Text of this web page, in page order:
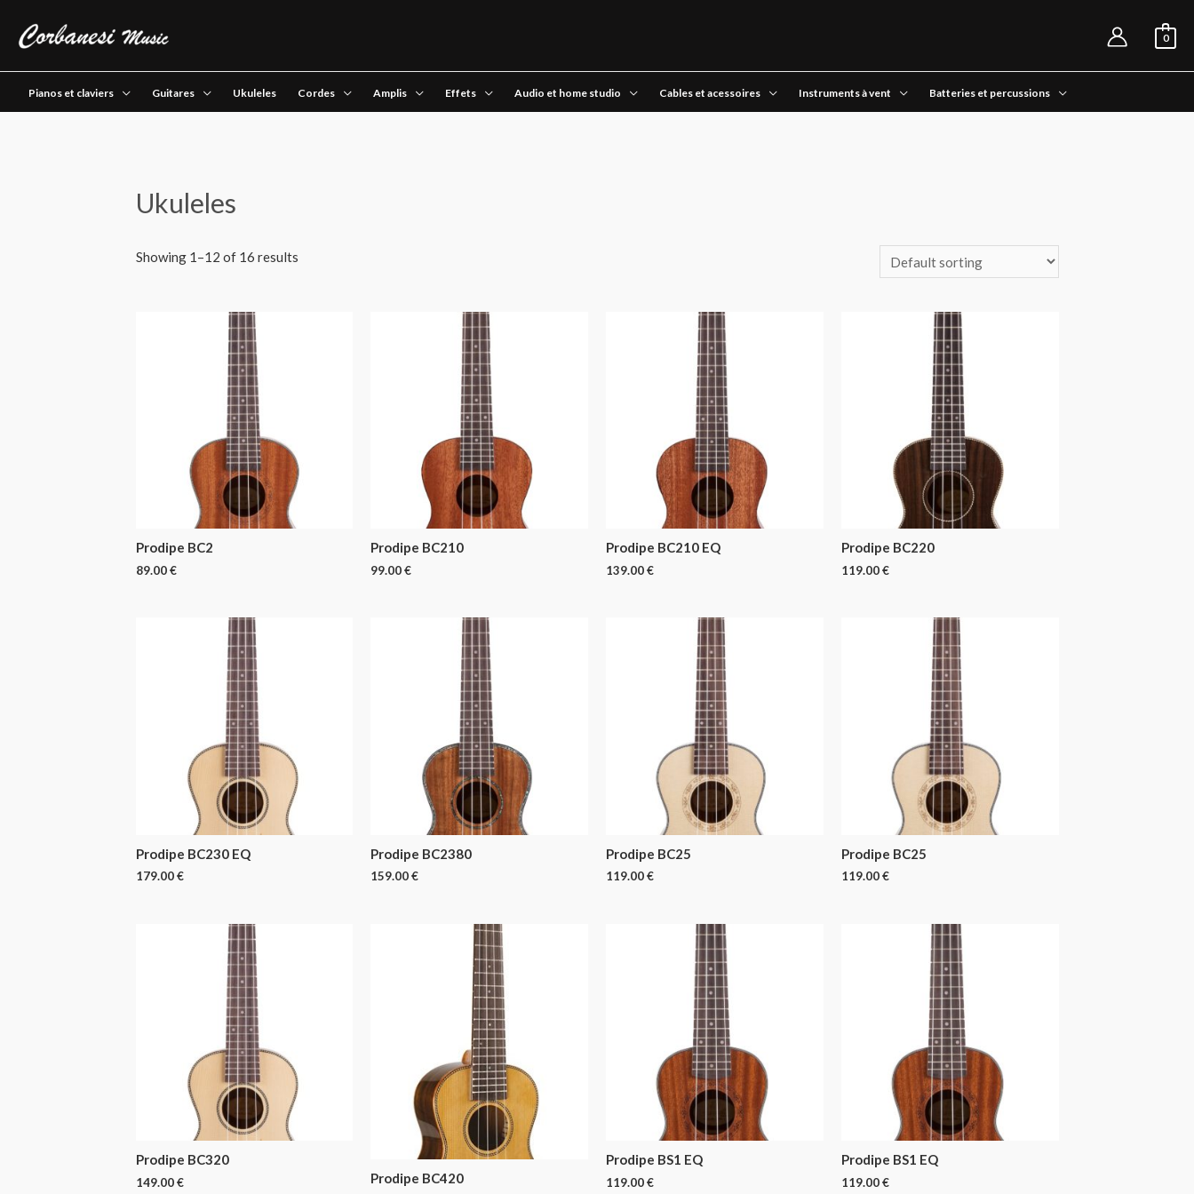
0
Pianos et claviers Guitares Ukuleles Cordes Amplis Effets Audio et home studio Cables et acessoires Instruments à vent Batteries et percussions
Ukuleles
Showing 1–12 of 16 results
Prodipe BC2
89.00€
Prodipe BC210
99.00€
Prodipe BC210 EQ
139.00€
Prodipe BC220
119.00€
Prodipe BC230 EQ
179.00€
Prodipe BC2380
159.00€
Prodipe BC25
119.00€
Prodipe BC25
119.00€
Prodipe BC320
149.00€ Prodipe BC420
Prodipe BS1 EQ
119.00€
Prodipe BS1 EQ
119.00€